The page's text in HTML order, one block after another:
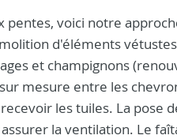
voici notre
d'éléments
et champignons
mesure entre les
les tuiles. La pose
la ventilation. Le